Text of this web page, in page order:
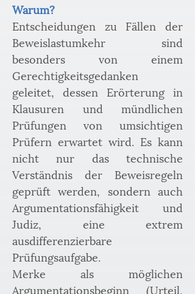
Warum?
Entscheidungen zu Fällen der
Beweislastumkehr sind
besonders von einem
Gerechtigkeitsgedanken
geleitet, dessen Erörterung in
Klausuren und mündlichen
Prüfungen von umsichtigen
Prüfern erwartet wird. Es kann
nicht nur das technische
Verständnis der Beweisregeln
geprüft werden, sondern auch
Argumentationsfähigkeit und
Judiz, eine extrem
ausdifferenzierbare
Prüfungsaufgabe.
Merke als möglichen
Argumentationsbeginn (Urteil,